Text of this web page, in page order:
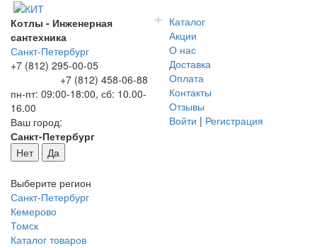
Котлы - Инженерная
сантехника
Санкт-Петербург
+7 (812) 295-00-05
+7 (812) 458-06-88
пн-пт: 09:00-18:00, сб: 10.00-
16.00
Ваш город:
Санкт-Петербург
Нет
Да
Выберите регион
Санкт-Петербург
Кемерово
Томск
Каталог
Акции
О нас
Доставка
Оплата
Контакты
Отзывы
Войти | Регистрация
Каталог товаров
-
+